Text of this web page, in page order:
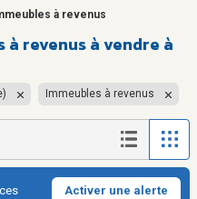
à revenus
à revenus à vendre à
Immeubles à revenus
Activer une alerte